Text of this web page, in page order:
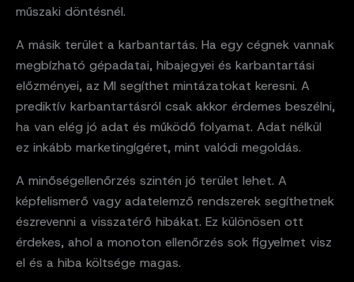
műszaki döntésnél.
A másik terület a karbantartás. Ha egy cégnek vannak
megbízható gépadatai, hibajegyei és karbantartási
előzményei, az MI segíthet mintázatokat keresni. A
prediktív karbantartásról csak akkor érdemes beszélni,
ha van elég jó adat és működő folyamat. Adat nélkül
ez inkább marketingígéret, mint valódi megoldás.
A minőségellenőrzés szintén jó terület lehet. A
képfelismerő vagy adatelemző rendszerek segíthetnek
észrevenni a visszatérő hibákat. Ez különösen ott
érdekes, ahol a monoton ellenőrzés sok figyelmet visz
el és a hiba költsége magas.